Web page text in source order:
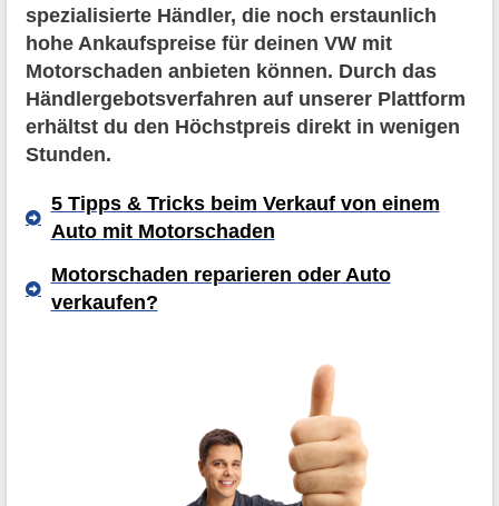
spezialisierte Händler, die noch erstaunlich
hohe Ankaufspreise für deinen VW mit
Motorschaden anbieten können. Durch das
Händlergebotsverfahren auf unserer Plattform
erhältst du den Höchstpreis direkt in wenigen
Stunden.
5 Tipps & Tricks beim Verkauf von einem
Auto mit Motorschaden
Motorschaden reparieren oder Auto
verkaufen?